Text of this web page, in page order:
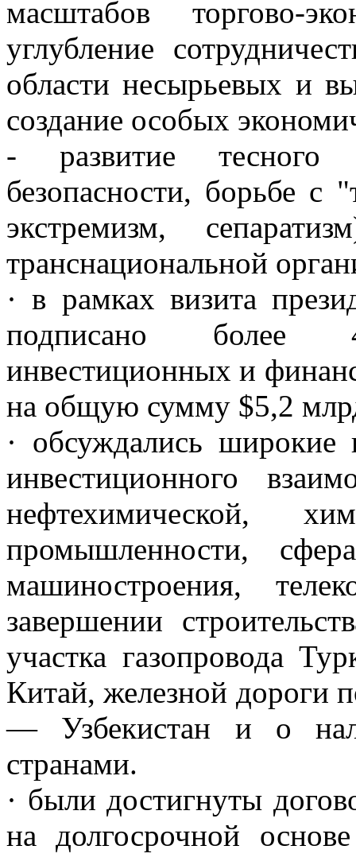
масштабов торгово-
углубление
области несырьевых и
создание особых
- развитие тесного
безопасности, борьбе с
экстремизм,
транснациональной
· в рамках визита
подписано более
инвестиционных и
на общую сумму $5,2
· обсуждались широкие
инвестиционного
нефтехимической,
промышленности,
машиностроения,
завершении
участка газопровода
Китай, железной дороги
— Узбекистан и о
странами.
· были достигнуты
на долгосрочной